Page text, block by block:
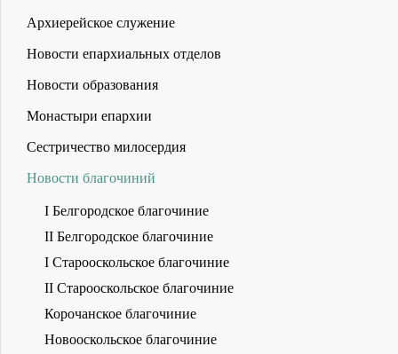
Архиерейское служение
Новости епархиальных отделов
Новости образования
Монастыри епархии
Сестричество милосердия
Новости благочиний
I Белгородское благочиние
II Белгородское благочиние
I Старооскольское благочиние
II Старооскольское благочиние
Корочанское благочиние
Новооскольское благочиние